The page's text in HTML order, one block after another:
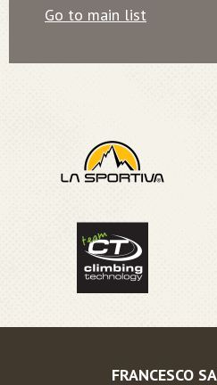
Go to main list
FRANCESCO